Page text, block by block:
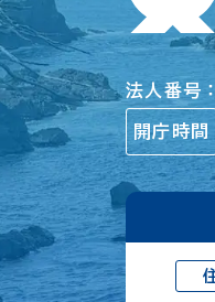
法人番号
開庁時間